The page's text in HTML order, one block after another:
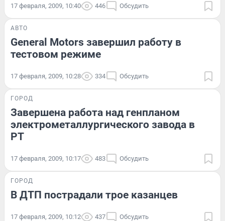
17 февраля, 2009, 10:40 446 Обсудить
АВТО
General Motors завершил работу в
тестовом режиме
17 февраля, 2009, 10:28 334 Обсудить
ГОРОД
Завершена работа над генпланом
электрометаллургического завода в
РТ
17 февраля, 2009, 10:17 483 Обсудить
ГОРОД
В ДТП пострадали трое казанцев
17 февраля, 2009, 10:12 437 Обсудить